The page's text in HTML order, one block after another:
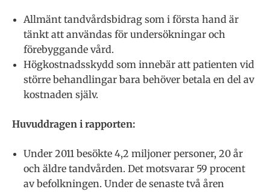
Allmänt tandvårdsbidrag som i första hand är
tänkt att användas för undersökningar och
förebyggande vård.
Högkostnadsskydd som innebär att patienten vid
större behandlingar bara behöver betala en del av
kostnaden själv.
Huvuddragen i rapporten:
Under 2011 besökte 4,2 miljoner personer, 20 år
och äldre tandvården. Det motsvarar 59 procent
av befolkningen. Under de senaste två åren